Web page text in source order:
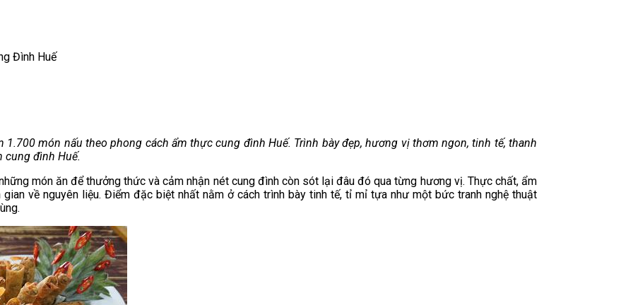
Đình Huế
món nấu theo phong cách ẩm thực cung đình Huế. Trình bày đẹp, hương vị thơm ngon, tinh tế, thanh
cung đình Huế.
món ăn để thưởng thức và cảm nhận nét cung đình còn sót lại đâu đó qua từng hương vị. Thực chất, ẩm
về nguyên liệu. Điểm đặc biệt nhất nằm ở cách trình bày tinh tế, tỉ mỉ tựa như một bức tranh nghệ thuật